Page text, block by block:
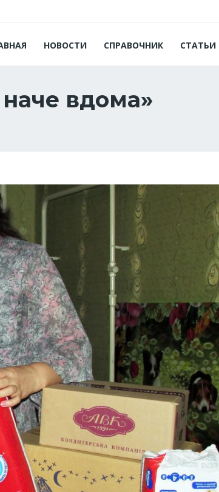
НОВОСТИ СПРАВОЧНИК СТАТЬИ
вдома»